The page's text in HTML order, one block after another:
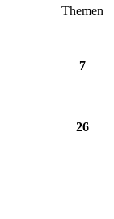
Themen
7
26